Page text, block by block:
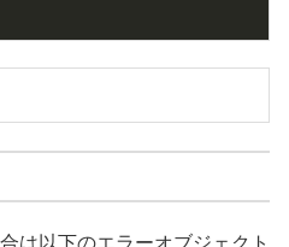
は以下のエラーオブジェクト